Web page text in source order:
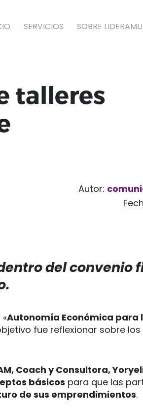
SERVICIOS SOBRE
talleres
Autor:
del convenio
Autonomía Económica para
fue reflexionar sobre
Coach y Consultora,
básicos para que las
de sus emprendimientos.